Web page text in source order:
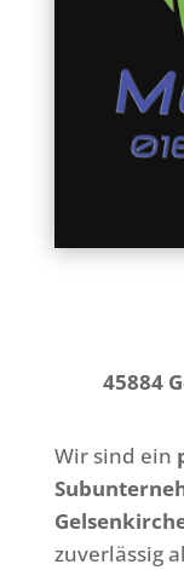
45884
Wir sind ein
zuverlässig